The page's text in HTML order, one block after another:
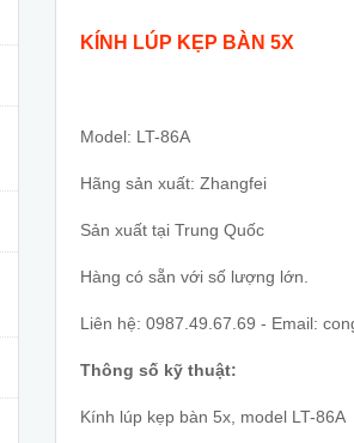
KÍNH LÚP KẸP BÀN 5X
Model: LT-86A
Hãng sản xuất: Zhangfei
Sản xuất tại Trung Quốc
Hàng có sẵn với số lượng lớn.
Liên hệ: 0987.49.67.69 - Email:
Thông số kỹ thuật:
Kính lúp kẹp bàn 5x, model LT-86A